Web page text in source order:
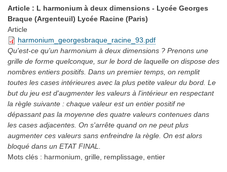
Article : L harmonium à deux dimensions - Lycée Georges
Braque (Argenteuil) Lycée Racine (Paris)
Article
harmonium_georgesbraque_racine_93.pdf
Qu'est-ce qu'un harmonium à deux dimensions ? Prenons une
grille de forme quelconque, sur le bord de laquelle on dispose des
nombres entiers positifs. Dans un premier temps, on remplit
toutes les cases intérieures avec la plus petite valeur du bord. Le
but du jeu est d'augmenter les valeurs à l'intérieur en respectant
la règle suivante : chaque valeur est un entier positif ne
dépassant pas la moyenne des quatre valeurs contenues dans
les cases adjacentes. On s'arrête quand on ne peut plus
augmenter ces valeurs sans enfreindre la règle. On est alors
bloqué dans un ETAT FINAL.
Mots clés : harmonium, grille, remplissage, entier